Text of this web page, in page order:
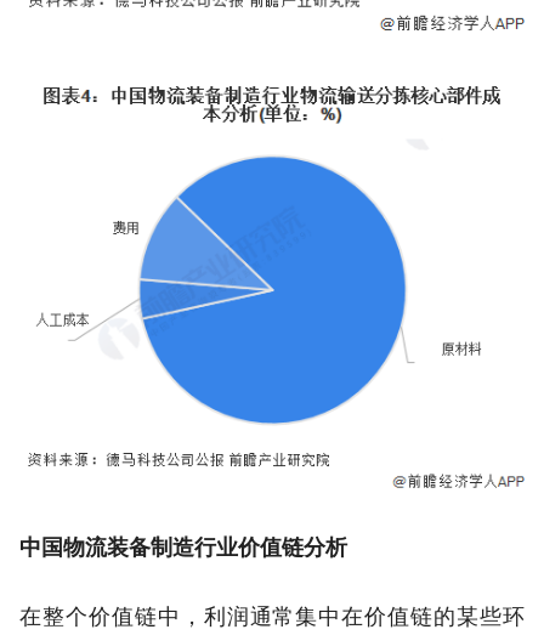
中国物流装备制造行业价值链分析
在整个价值链中，利润通常集中在价值链的某些环